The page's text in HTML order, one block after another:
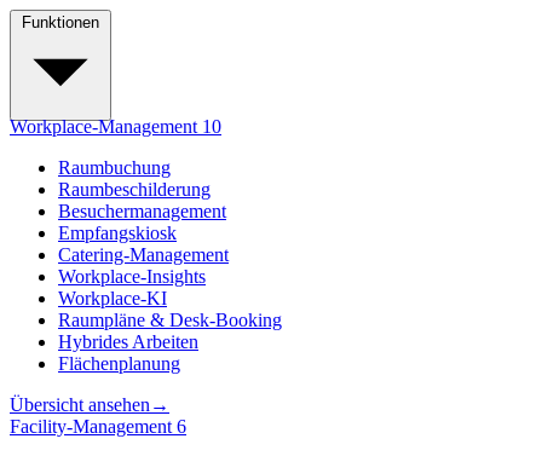
Workplace-Management 10
Raumbuchung
Raumbeschilderung
Besuchermanagement
Empfangskiosk
Catering-Management
Workplace-Insights
Workplace-KI
Raumpläne & Desk-Booking
Hybrides Arbeiten
Flächenplanung
Übersicht ansehen →
Facility-Management 6